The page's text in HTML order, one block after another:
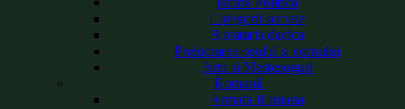
Categorii sociale
Bucataria dacica
Prelucrarea osului si cornului
Arta si Mestesuguri
Romanii
Armata Romana